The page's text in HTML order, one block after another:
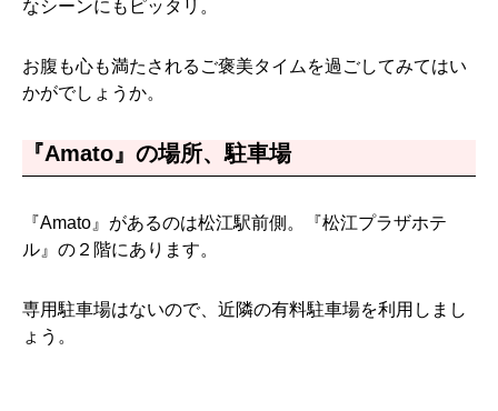
なシーンにもピッタリ。
お腹も心も満たされるご褒美タイムを過ごしてみてはい
かがでしょうか。
『Amato』の場所、駐車場
『Amato』があるのは松江駅前側。『松江プラザホテ
ル』の２階にあります。
専用駐車場はないので、近隣の有料駐車場を利用しまし
ょう。